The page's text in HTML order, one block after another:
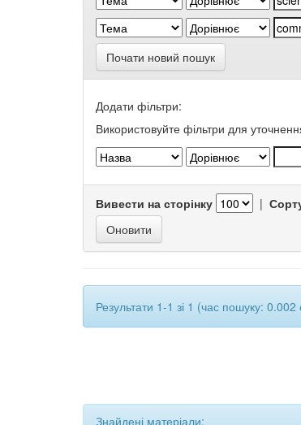
Почати новий пошук
Додати фільтри:
Використовуйте фільтри для
Вивести на сторінку |
Результати 1-1 зі 1 (час пошуку: 0.002
Знайдені матеріали: